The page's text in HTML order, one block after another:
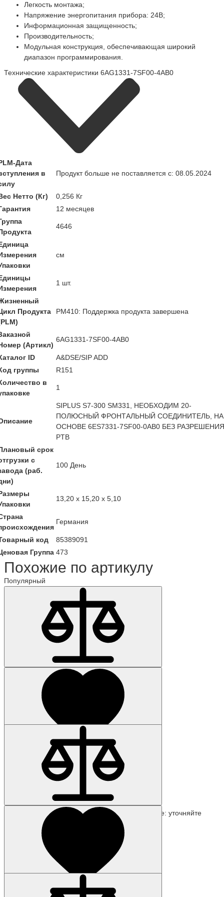
Легкость монтажа;
Напряжение энергопитания прибора: 24В;
Информационная защищенность;
Производительность;
Модульная конструкция, обеспечивающая широкий
диапазон программирования.
Технические характеристики 6AG1331-7SF00-4AB0
Дата
в
Продукт больше не поставляется с: 08.05.2024
Нетто (Кг)
0,256 Кг
12 месяцев
4646
см
1 шт.
Продукта
PM410: Поддержка продукта завершена
(Артикл)
6AG1331-7SF00-4AB0
ID
A&DSE/SIP ADD
группы
R151
в
1
SIPLUS S7-300 SM331, НЕОБХОДИМ 20-
ПОЛЮСНЫЙ ФРОНТАЛЬНЫЙ СОЕДИНИТЕЛЬ, НА
ОСНОВЕ 6ES7331-7SF00-0AB0 БЕЗ РАЗРЕШЕНИЯ
PTB
срок
с
(раб.
100 День
13,20 x 15,20 x 5,10
Германия
код
85389091
Группа 473
Похожие по артикулу
Популярный
Наличие: уточняйте
6AG1055-0AA00-2BA0
Наличие: уточняйте